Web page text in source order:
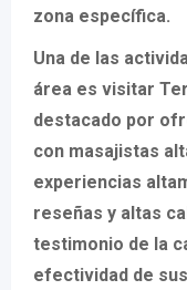
zona específica.
Una de las
área es visitar
destacado por
con masajistas
experiencias
reseñas y altas
testimonio de la
efectividad de